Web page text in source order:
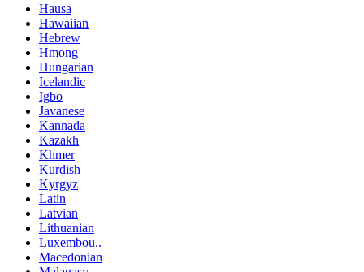
Hausa
Hawaiian
Hebrew
Hmong
Hungarian
Icelandic
Igbo
Javanese
Kannada
Kazakh
Khmer
Kurdish
Kyrgyz
Latin
Latvian
Lithuanian
Luxembou..
Macedonian